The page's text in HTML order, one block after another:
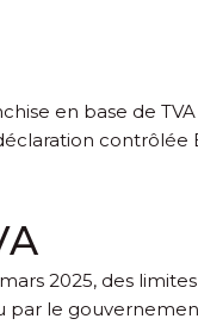
en base de
mars 2025, des
par le